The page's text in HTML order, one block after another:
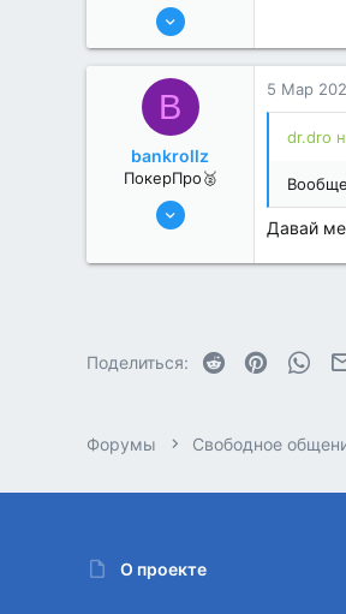
6 Июн 2022
0
B
bankrollz
ПокерПро🥈
8 Июн 2022
0
5 Мар
dr.dro
Давай
Поделиться: Reddit Pinterest
Форумы Свободное
О проекте